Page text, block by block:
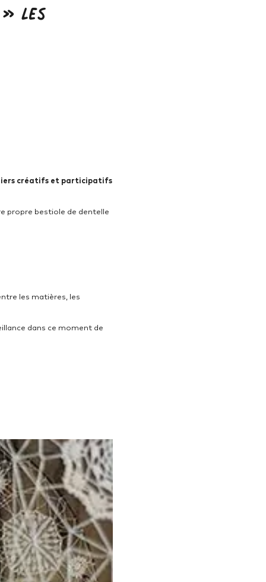
les
créatifs et participatifs
propre bestiole de dentelle
les matières, les
dans ce moment de